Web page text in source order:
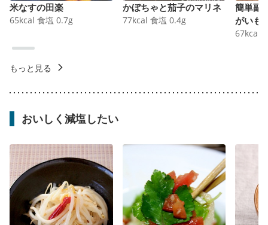
米なすの田楽
65kcal 食塩 0.7g
かぼちゃと茄子のマリネ
77kcal 食塩 0.4g
簡単副
がいも
67kcal
もっと見る
おいしく減塩したい